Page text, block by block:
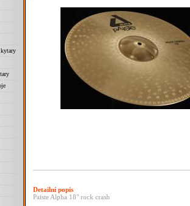
kytary
Detailní popis
Paiste Alpha 18" rock crash